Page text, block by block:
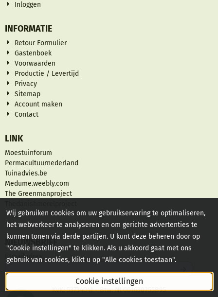
Inloggen
INFORMATIE
Retour Formulier
Gastenboek
Voorwaarden
Productie / Levertijd
Privacy
Sitemap
Account maken
Contact
LINK
Moestuinforum
Permacultuurnederland
Tuinadvies.be
Medume.weebly.com
The Greenmanproject
NIEUWSBRIEF
E-mailadres Vul je e-mailadres in voor de nieuwsbrief
KvK: 53734041 - Btw: NL001630255B95
Wij gebruiken cookies om uw gebruikservaring te optimaliseren,
het webverkeer te analyseren en om gerichte advertenties te
kunnen tonen via derde partijen. U kunt deze beheren door op
"Cookie instellingen" te klikken. Als u akkoord gaat met ons
gebruik van cookies, klikt u op "Alle cookies toestaan".
Cookie instellingen